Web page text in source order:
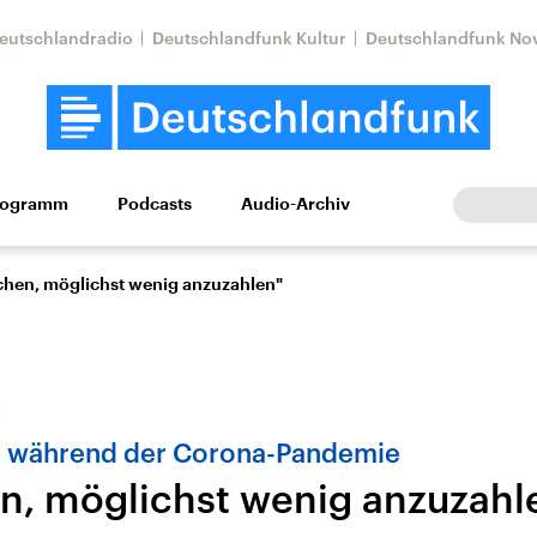
Deutschlandfunk Kultur Deutschlandfunk
Wissen Kultur Europa
Beiträge,
Nahostkonflikt
Iran
Podcasts Audio-Archiv
möglichst wenig anzuzahlen"
der Corona-Pandemie
möglichst wenig